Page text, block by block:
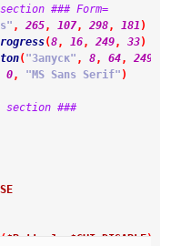
### Form=
, 265, 107, 298, 181 )
(8, 16, 249, 33)
( "Запуск" , 8, 64, 249
0, "MS Sans Serif" )
section ###
( $Button1 $GUI_DISABLE)